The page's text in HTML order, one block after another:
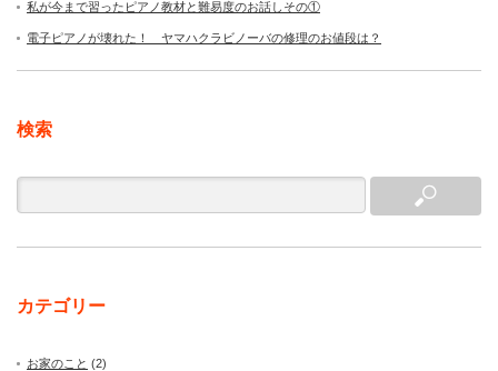
私が今まで習ったピアノ教材と難易度のお話しその①
電子ピアノが壊れた！ ヤマハクラビノーバの修理のお値段は？
検索
カテゴリー
お家のこと (2)